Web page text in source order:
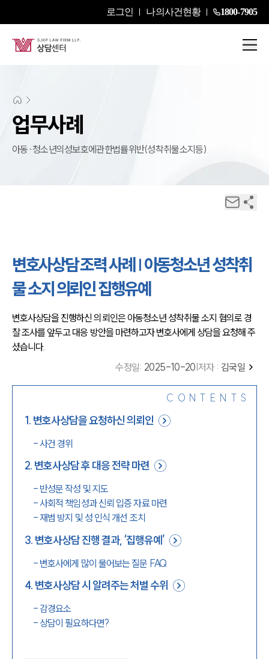
로그인 나의사건현황 1800-7905
업무사례
아동·청소년의성보호에관한법률위반(성착취물소지등)
변호사상담 조력 사례 | 아동청소년 성착취
물 소지 의뢰인 집행유예
변호사상담을 진행하신 의뢰인은 아동청소년 성착취물 소지 혐의로 경
찰 조사를 앞두고 대응 방안을 마련하고자 변호사에게 상담을 요청해 주
셨습니다.
수정일: 2025-10-20 |저자 : 김국일
CONTENTS
1. 변호사상담을 요청하신 의뢰인
-사건 경위
2. 변호사상담 후 대응 전략 마련
- 반성문 작성 및 지도
-사회적 책임성과 신뢰 입증 자료 마련
- 재범 방지 및 성 인식 개선 조치
3. 변호사상담 진행 결과, ‘집행유예’
- 변호사에게 많이 물어보는 질문 FAQ
4. 변호사상담 시 알려주는 처벌 수위
- 감경요소
- 상담이 필요하다면?